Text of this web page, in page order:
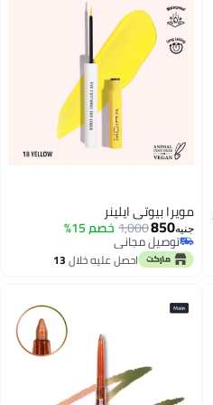
مويرا بيوتي ايلينر
جنيه850
1,000خصم 15%
توصيل مجاني
توصيل مجانياحصل عليه خلال13
اغسطس